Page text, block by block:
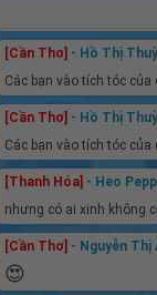
[Cần Thơ] - Hồ Thị
Các bạn vào tích tóc
[Cần Thơ] - Hồ Thị
Các bạn vào tích tóc
[Thanh Hóa] - Heo
nhưng có ai xinh không
[Cần Thơ] - Nguyễn Thị
😍